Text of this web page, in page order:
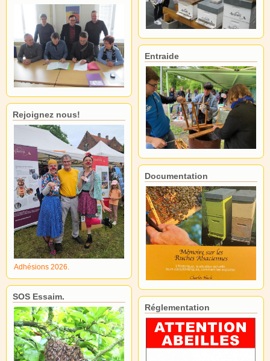
Rejoignez nous!
Adhésions 2026.
SOS Essaim.
Entraide
Documentation
Réglementation